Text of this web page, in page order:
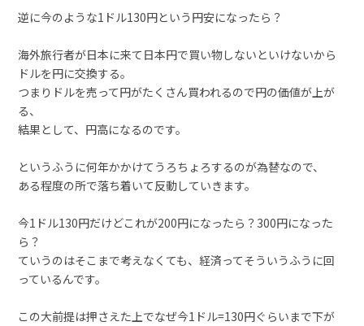
逆に今のような1ドル130円という円安になったら？
海外旅行者が日本に来て日本円で買い物しないといけないから
ドルを円に交換する。
つまりドルを売って円がたくさん買われるので円の価値が上が
る、
結果として、円高になるのです。
というふうに何年かかけてうろちょろするのが為替なので、
ある程度の所で落ち着いて反動していきます。
今1ドル130円だけどこれが200円になったら？300円になった
ら？
ていうのはそこまで考えなくても、経済ってそういうふうに回
っているんです。
この大前提は押さえた上でなぜ今1ドル=130円ぐらいまで下が